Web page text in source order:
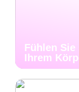
Fühlen
Ihrem